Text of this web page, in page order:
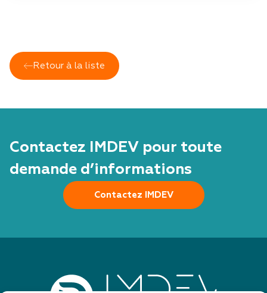
Retour à la liste
Contactez IMDEV pour toute
demande d’informations
Contactez IMDEV